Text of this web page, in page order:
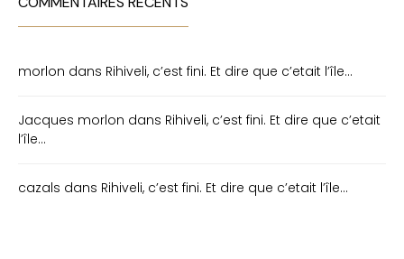
morlon dans Rihiveli, c’est fini. Et dire que c’etait l’île…
Jacques morlon dans Rihiveli, c’est fini. Et dire que c’etait
l’île…
cazals dans Rihiveli, c’est fini. Et dire que c’etait l’île…